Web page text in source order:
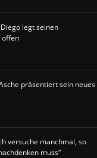
Diego legt seinen
offen
präsentiert sein neues
versuche manchmal, so
muss“